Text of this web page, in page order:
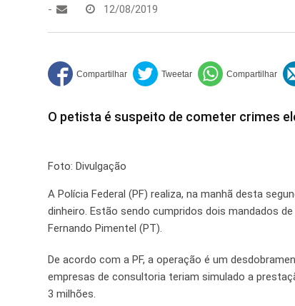
- 12/08/2019
O petista é suspeito de cometer crimes
Foto: Divulgação
A Polícia Federal (PF) realiza, na manhã desta
dinheiro. Estão sendo cumpridos dois mandados
Fernando Pimentel (PT).
De acordo com a PF, a operação é um
empresas de consultoria teriam simulado a
3 milhões.